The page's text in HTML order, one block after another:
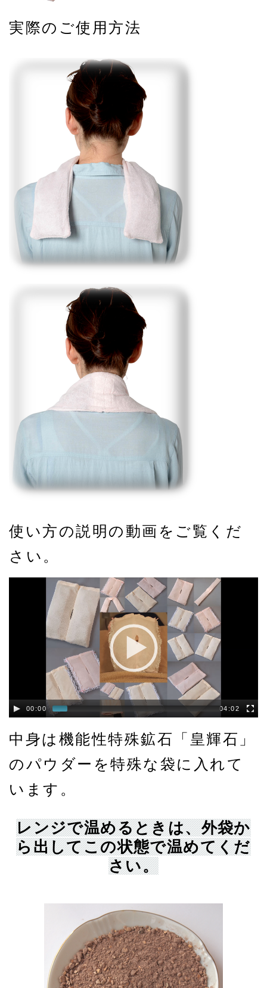
実際のご使用方法
使い方の説明の動画をご覧くだ
さい。
00:00 04:02
中身は機能性特殊鉱石「皇輝石」
のパウダーを特殊な袋に入れて
います。
レンジで温めるときは、外袋か
ら出してこの状態で温めてくだ
さい。